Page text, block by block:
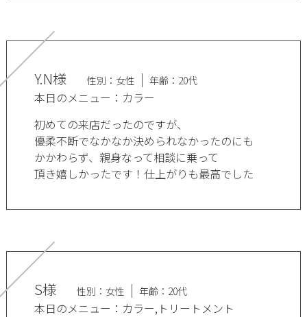
Y.N様 性別：女性 年齢：20代
本日のメニュー：カラー
初めての来店だったのですが、
優柔不断でなかなか決められなかったのにも
かかわらず、親身なって相談に乗って
頂き嬉しかったです！仕上がりも最高でした
S様 性別：女性 年齢：20代
本日のメニュー：カラー,トリートメント